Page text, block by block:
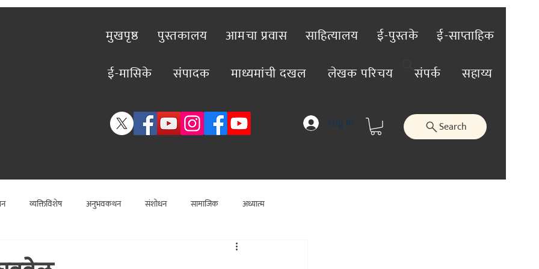
मुखपृष्ठ पुस्तकालय आमचा प्रवास साहित्यालय ई-पुस्तके
ई-साप्ताहिक
ई-मासिके
संपादक माध्यमांची दखल लेखक परिचय संपर्क सहाय्य
Log In Search
व्यक्तिविशेष अनुभवकथन संशोधन सामाजिक अध्यात्म